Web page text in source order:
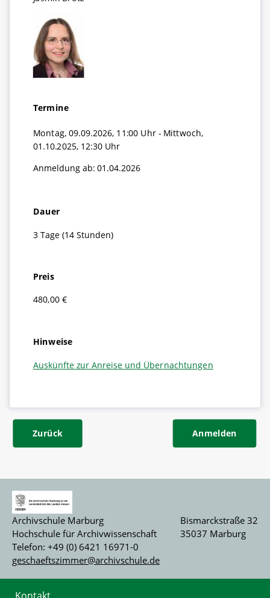
Termine
Montag, 09.09.2026, 11:00 Uhr - Mittwoch,
01.10.2025, 12:30 Uhr
Anmeldung ab: 01.04.2026
Dauer
3 Tage (14 Stunden)
Preis
480,00 €
Hinweise
Auskünfte zur Anreise und Übernachtungen
Zurück Anmelden
Archivschule Marburg
Hochschule für Archivwissenschaft
Bismarckstraße 32
35037 Marburg
Telefon: +49 (0) 6421 16971-0
geschaeftszimmer@archivschule.de